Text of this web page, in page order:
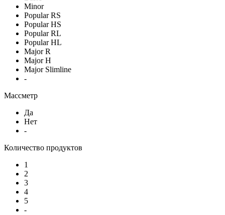
Minor
Popular RS
Popular HS
Popular RL
Popular HL
Major R
Major H
Major Slimline
-
Массметр
Да
Нет
-
Количество продуктов
1
2
3
4
5
-